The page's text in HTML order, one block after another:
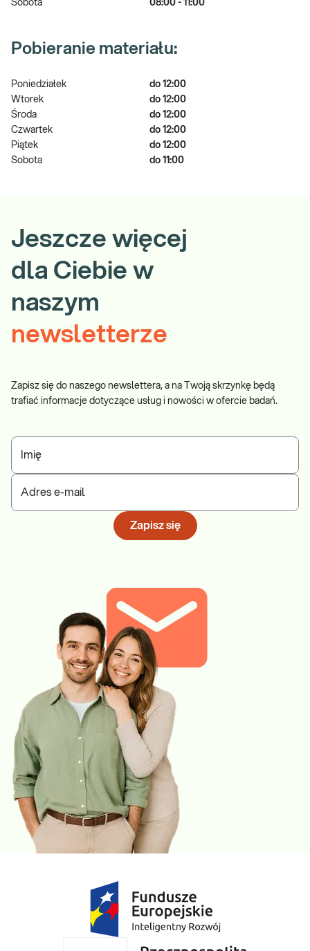
Sobota 08:00 - 11:00
Pobieranie materiału:
Poniedziałek
do 12:00
Wtorek
do 12:00
Środa
do 12:00
Czwartek
do 12:00
Piątek
do 12:00
Sobota
do 11:00
Jeszcze więcej
dla Ciebie w
naszym
newsletterze
Zapisz się do naszego newslettera, a na Twoją skrzynkę będą
trafiać informacje dotyczące usług i nowości w ofercie badań.
Imię
Adres e-mail
Zapisz się